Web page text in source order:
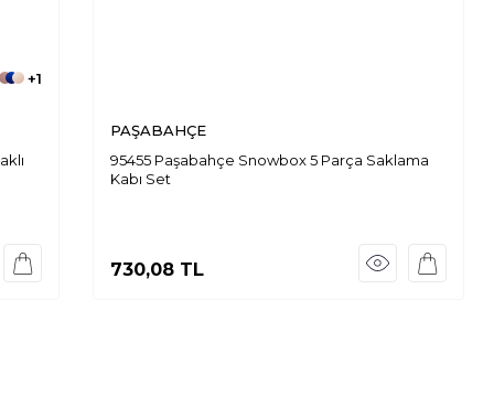
+1
PAŞABAHÇE
95455 Paşabahçe Snowbox 5 Parça Saklama
Kabı Set
730,08 TL